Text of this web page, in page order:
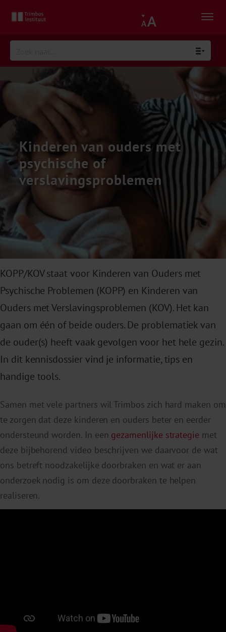
Kinderen van ouders met
psychische of
verslavingsproblemen
KOPP/KOV staat voor Kinderen van Ouders met
Psychische Problemen (KOPP) en Kinderen van
Ouders met Verslavingsproblemen (KOV). Het kan
gaan om één of beide ouders. De problematiek van
de ouder(s) heeft vaak gevolgen voor het hele gezin.
In dit kennisdossier vind je informatie, tips en
handige tools.
Samen met vele partners wil Trimbos zich hard maken om
te zorgen dat deze kinderen en ouders beter en eerder
ondersteund worden. In een gezamenlijke strategie met
deze bijbehorend video beschrijven we daarvoor de wat
ons betreft noodzakelijke doorbraken en wat er aan
onderzoek nodig is om deze doorbraken te helpen
realiseren.